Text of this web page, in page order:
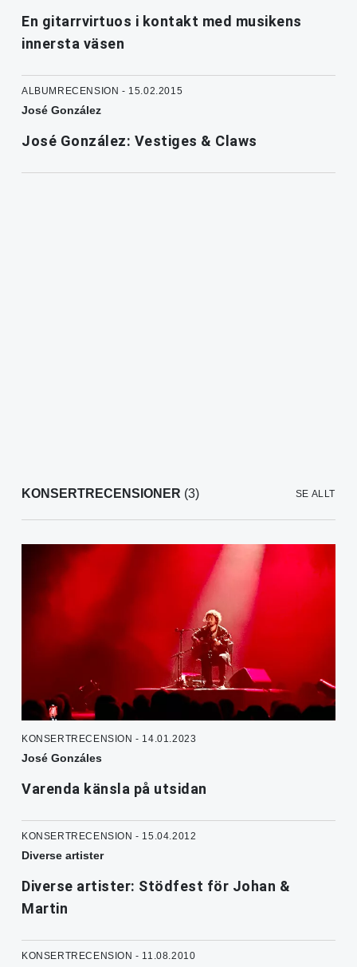
En gitarrvirtuos i kontakt med musikens
innersta väsen
ALBUMRECENSION - 15.02.2015
José González
José González: Vestiges & Claws
KONSERTRECENSIONER (3) SE ALLT
KONSERTRECENSION - 14.01.2023
José Gonzáles
Varenda känsla på utsidan
KONSERTRECENSION - 15.04.2012
Diverse artister
Diverse artister: Stödfest för Johan &
Martin
KONSERTRECENSION - 11.08.2010